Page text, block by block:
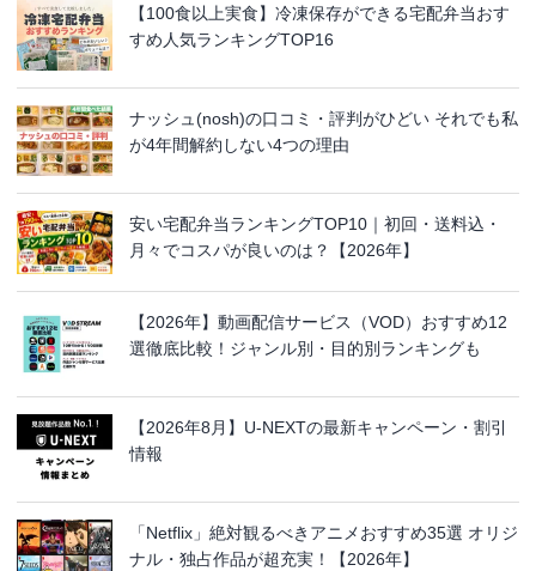
【100食以上実食】冷凍保存ができる宅配弁当おす
すめ人気ランキングTOP16
ナッシュ(nosh)の口コミ・評判がひどい それでも私
が4年間解約しない4つの理由
安い宅配弁当ランキングTOP10｜初回・送料込・
月々でコスパが良いのは？【2026年】
【2026年】動画配信サービス（VOD）おすすめ12
選徹底比較！ジャンル別・目的別ランキングも
【2026年8月】U-NEXTの最新キャンペーン・割引
情報
「Netflix」絶対観るべきアニメおすすめ35選 オリジ
ナル・独占作品が超充実！【2026年】